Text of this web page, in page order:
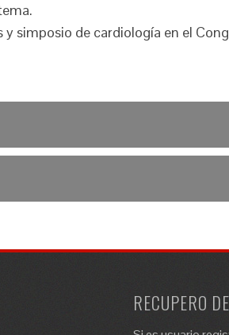
simposio de cardiología en el
RECUPERO